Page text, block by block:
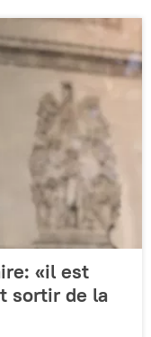
«il est
sortir de la